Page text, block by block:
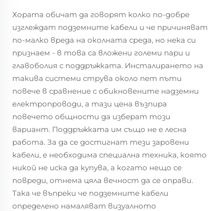
Хората обичат да говорят колко по-добре
изглеждат подземните кабели и че причиняват
по-малко вреда на околната среда, но нека си
признаем - в това са вложени големи пари и
главоболия с поддръжката. Инсталирането на
такива системи струва около пет пъти
повече в сравнение с обикновените надземни
електропроводи, а тази цена възпира
повечето общности да изберат този
вариант. Поддръжката им също не е лесна
работа. За да се достигнат тези заровени
кабели, е необходима специална техника, която
никой не иска да купува, а когато нещо се
повреди, отнема цяла вечност да се оправи.
Така че въпреки че подземните кабели
определено намаляват визуалното